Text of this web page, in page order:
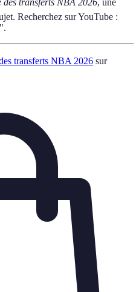
Recherchez sur YouTube :
transferts NBA 2026 sur